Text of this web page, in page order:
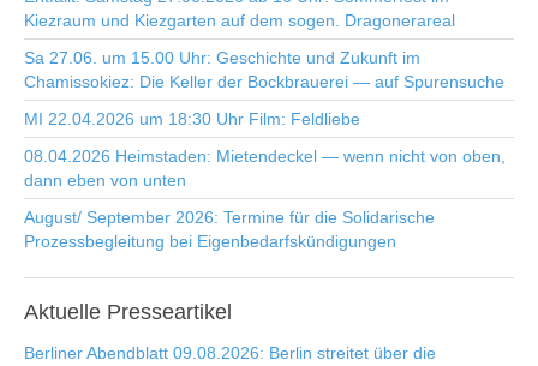
Kiezraum und Kiezgarten auf dem sogen. Dragonerareal
Sa 27.06. um 15.00 Uhr: Geschichte und Zukunft im
Chamissokiez: Die Keller der Bockbrauerei — auf Spurensuche
MI 22.04.2026 um 18:30 Uhr Film: Feldliebe
08.04.2026 Heimstaden: Mietendeckel — wenn nicht von oben,
dann eben von unten
August/ September 2026: Termine für die Solidarische
Prozessbegleitung bei Eigenbedarfskündigungen
Aktuelle Presseartikel
Berliner Abendblatt 09.08.2026: Berlin streitet über die